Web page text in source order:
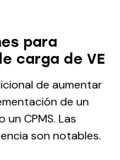
para
carga de VE
de aumentar
de un
CPMS. Las
son notables.